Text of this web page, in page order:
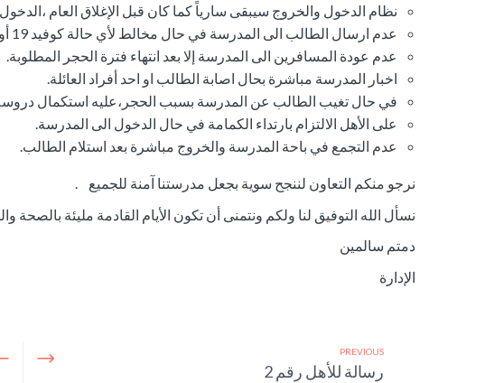
نظام الدخول والخروج سيبقى سارياً كما كان قبل الإغلاق العام
عدم ارسال الطالب الى المدرسة في حال مخالط لأي حالة كوفيد 19 أو في حال كان يعاني من عوارض ا لفيروس.
عدم عودة المسافرين الى المدرسة إلا بعد انتهاء فترة الحجر المطلوبة.
اخبار المدرسة مباشرة بحال اصابة الطالب او احد أفراد العائلة.
في حال تغيب الطالب عن المدرسة بسبب الحجر،عليه استكمال دروسه
على الأهل الالتزام بارتداء الكمامة في حال الدخول الى المدرسة.
عدم التجمع في باحة المدرسة والخروج مباشرة بعد استلام الطالب.
نرجو منكم التعاون لننجح سوية بجعل مدرستنا آمنة للجميع .
نسأل الله التوفيق لنا ولكم ونتمنى أن تكون الأيام القادمة مليئة بالصحة
دمتم سالمين
الإدارة
PREVIOUS
رسالة للأهل رقم 2